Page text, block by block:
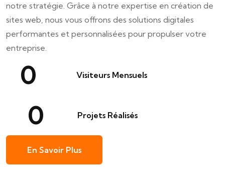
notre stratégie. Grâce à notre expertise en création de
sites web, nous vous offrons des solutions digitales
performantes et personnalisées pour propulser votre
entreprise.
0 Visiteurs Mensuels
0 Projets Réalisés
En Savoir Plus